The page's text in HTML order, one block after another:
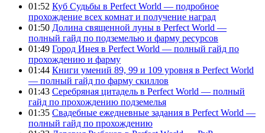
01:52 Куб Судьбы в Perfect World — подробное
прохождение всех комнат и получение наград
01:50 Долина священной луны в Perfect World —
полный гайд по подземелью и фарму ресурсов
01:49 Город Инея в Perfect World — полный гайд по
прохождению и фарму
01:44 Книги умений 89, 99 и 109 уровня в Perfect World
— полный гайд по фарму скиллов
01:43 Серебряная цитадель в Perfect World — полный
гайд по прохождению подземелья
01:35 Свадебные ежедневные задания в Perfect World —
полный гайд по прохождению